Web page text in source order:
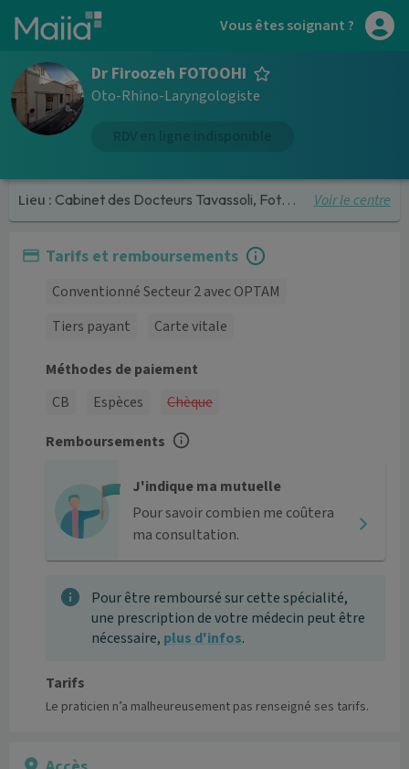
Aller au contenu principal Vous êtes soignant ?
Dr Firoozeh FOTOOHI
Oto-Rhino-Laryngologiste
Lieu : Cabinet des Docteurs Tavassoli, Fotoohi et Demondion Voir le centre
Tarifs et remboursements
Conventionné Secteur 2 avec OPTAM
Tiers payant
Carte vitale
Méthodes de paiement
CB
Espèces
Chèque
Remboursements
J'indique ma mutuelle
Pour savoir combien me coûtera
ma consultation.
Pour être remboursé sur cette spécialité,
une prescription de votre médecin peut être
nécessaire, plus d'infos.
Tarifs
Le praticien n’a malheureusement pas renseigné ses tarifs.